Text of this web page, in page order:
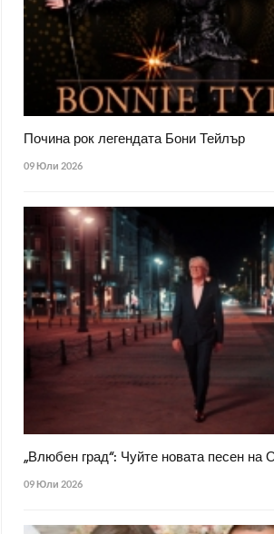
Почина рок легендата Бони Тейлър
09 Юли 2026
„Влюбен град“: Чуйте новата песен на
09 Юли 2026